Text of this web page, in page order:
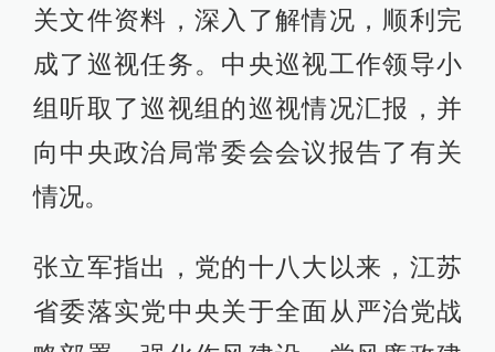
关文件资料，深入了解情况，顺利完
成了巡视任务。中央巡视工作领导小
组听取了巡视组的巡视情况汇报，并
向中央政治局常委会会议报告了有关
情况。
张立军指出，党的十八大以来，江苏
省委落实党中央关于全面从严治党战